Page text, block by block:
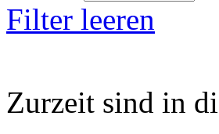
Filter leeren
Zurzeit sind in